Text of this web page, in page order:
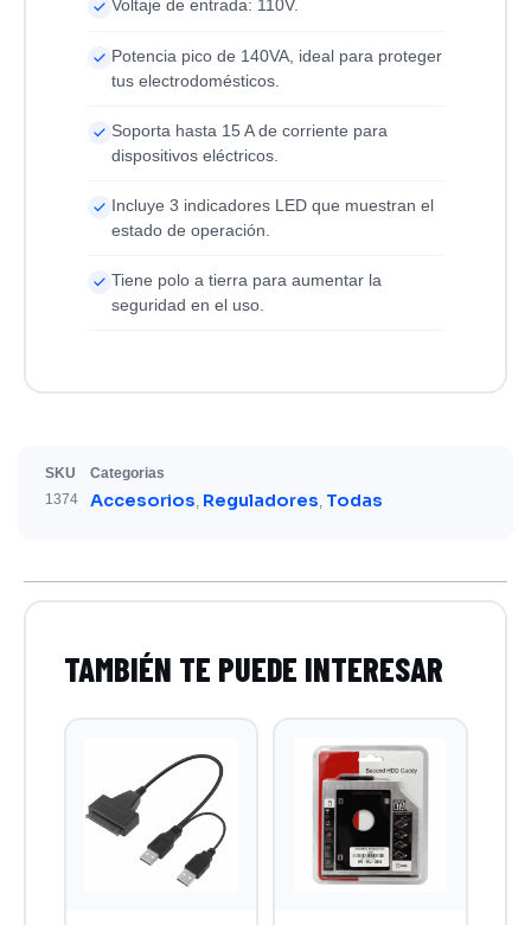
Voltaje de entrada: 110V.
Potencia pico de 140VA, ideal para proteger
tus electrodomésticos.
Soporta hasta 15 A de corriente para
dispositivos eléctricos.
Incluye 3 indicadores LED que muestran el
estado de operación.
Tiene polo a tierra para aumentar la
seguridad en el uso.
SKU
1374
Categorias
Accesorios, Reguladores, Todas